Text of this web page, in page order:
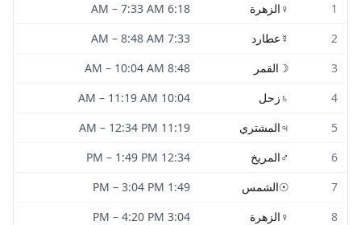
1
♀ الزهرة 6:18 AM
– 7:33 AM
2
☿ عطارد 7:33 AM
– 8:48 AM
3
☽ القمر 8:48 AM
– 10:04 AM
4
♄ زحل 10:04 AM
– 11:19 AM
5
♃المشتري 11:19 AM
– 12:34 PM
6
♂المريخ 12:34 PM
– 1:49 PM
7
☉الشمس 1:49 PM
– 3:04 PM
8
♀ الزهرة 3:04 PM
– 4:20 PM